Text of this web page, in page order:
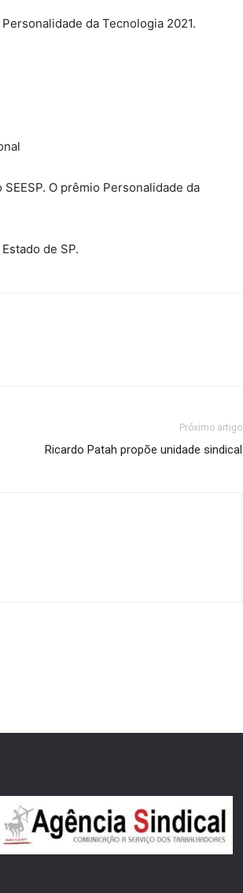
da Tecnologia 2021.
O prêmio Personalidade da
de SP.
Próximo artigo
Ricardo Patah propõe unidade sindical